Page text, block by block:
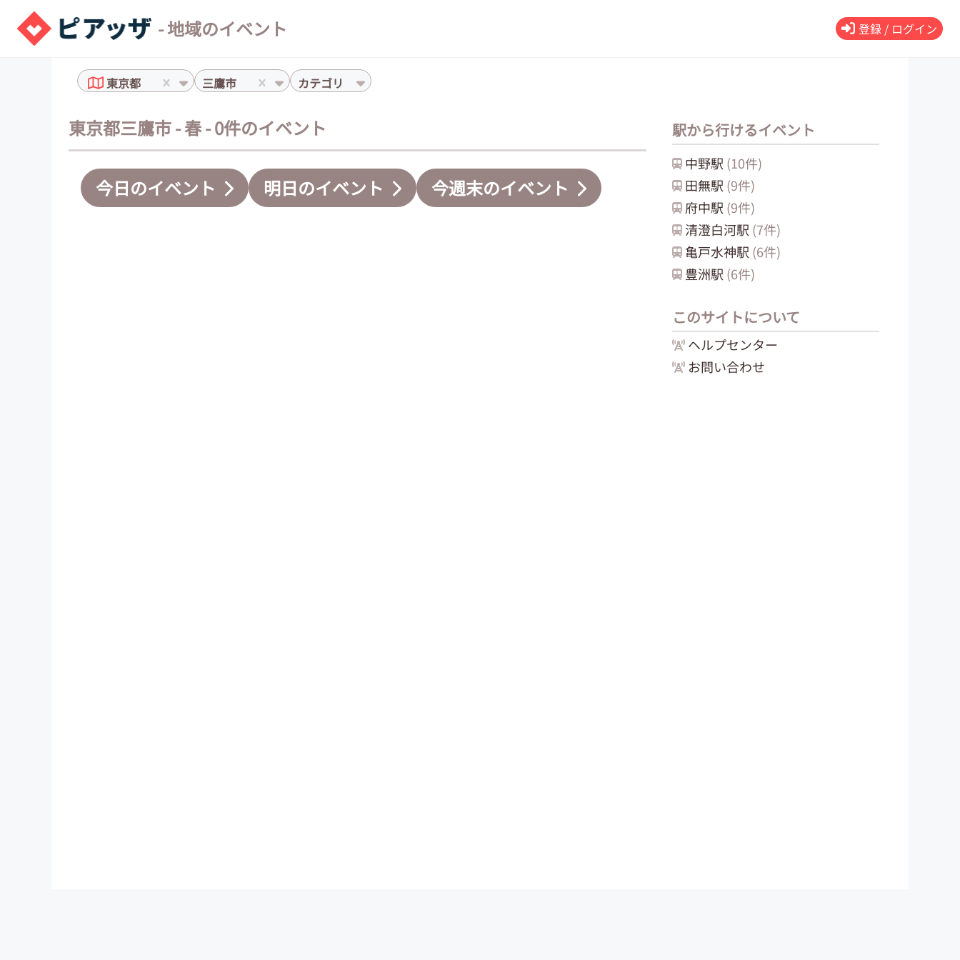
- 地域のイベント 登録 / ログイン
東京都 三鷹市 カテゴリ
東京都三鷹市 - 春 - 0件のイベント
今日のイベント 明日のイベント 今週末のイベント
駅から行けるイベント
中野駅 (10件)
田無駅 (9件)
府中駅 (9件)
清澄白河駅 (7件)
亀戸水神駅 (6件)
豊洲駅 (6件)
このサイトについて
ヘルプセンター
お問い合わせ